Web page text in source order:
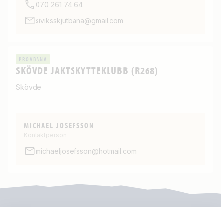
070 261 74 64
siviksskjutbana@gmail.com
PROVBANA
SKÖVDE JAKTSKYTTEKLUBB (R268)
Skövde
MICHAEL JOSEFSSON
Kontaktperson
michaeljosefsson@hotmail.com